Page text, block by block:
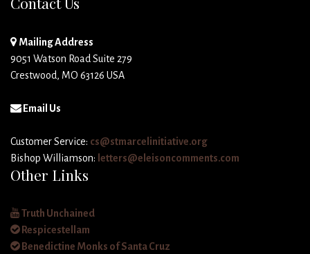
Mailing Address
9051 Watson Road Suite 279
Crestwood, MO 63126 USA
Email Us
Customer Service: cs@stmarcelinitiative.org
Bishop Williamson: letters@eleisoncomments.com
Other Links
Truth Unchained
Respicestellam
Benedictine Monks of Santa Cruz